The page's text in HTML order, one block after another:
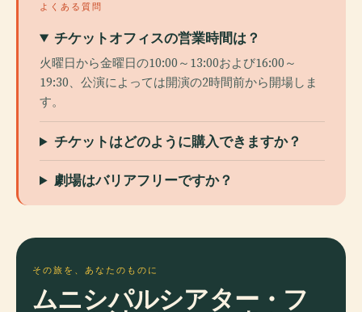
よくある質問
チケットオフィスの営業時間は？
火曜日から金曜日の10:00～13:00および16:00～
19:30、公演によっては開演の2時間前から開場しま
す。
チケットはどのように購入できますか？
劇場はバリアフリーですか？
その旅を、あなたのものに
ムニシパルシアター・フ